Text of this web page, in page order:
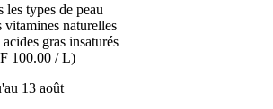
les types de peau
vitamines naturelles
gras insaturés
100.00 / L)
13 août